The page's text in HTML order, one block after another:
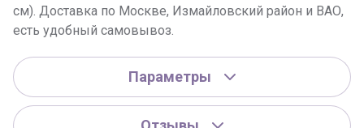
см). Доставка по Москве, Измайловский район и ВАО,
есть удобный самовывоз.
Параметры